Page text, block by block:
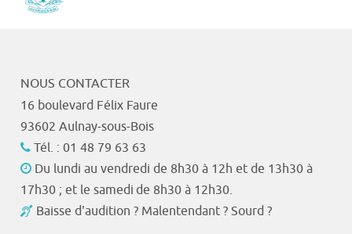
NOUS CONTACTER
16 boulevard Félix Faure
93602 Aulnay-sous-Bois
Tél. : 01 48 79 63 63
Du lundi au vendredi de 8h30 à 12h et de 13h30 à
17h30 ; et le samedi de 8h30 à 12h30.
Baisse d'audition ? Malentendant ? Sourd ?